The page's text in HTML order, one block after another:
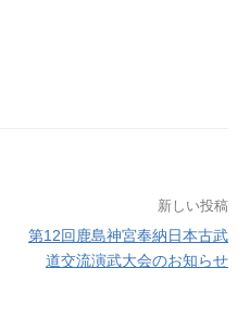
新しい投稿
第12回鹿島神宮奉納日本古武
道交流演武大会のお知らせ